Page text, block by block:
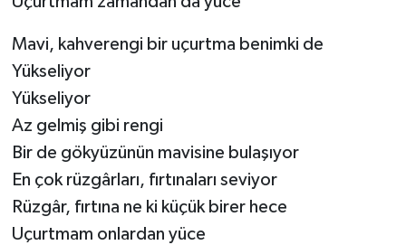
Mavi, kahverengi bir uçurtma benimki de
Yükseliyor
Yükseliyor
Az gelmiş gibi rengi
Bir de gökyüzünün mavisine bulaşıyor
En çok rüzgârları, fırtınaları seviyor
Rüzgâr, fırtına ne ki küçük birer hece
Uçurtmam onlardan yüce